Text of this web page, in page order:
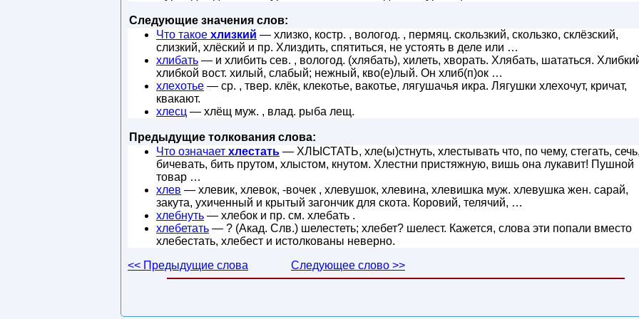
Следующие значения слов:
Что такое хлизкий — хлизко, костр. , вологод. , пермяц. скользкий, скользко, склёзский,
слизкий, хлёский и пр. Хлиздить, спятиться, не устоять в деле или …
хлибать — и хлибить сев. , вологод. (хлябать), хилеть, хворать. Хлябать, шататься.
хлибкой вост. хилый, слабый; нежный, кво(е)лый. Он хлиб(п)ок …
хлехотье — ср. , твер. клёк, клекотье, вакотье, лягушачья икра. Лягушки хлехочут, кричат,
квакают.
хлесц — хлёщ муж. , влад. рыба лещ.
Предыдущие толкования слова:
Что означает хлестать — ХЛЫСТАТЬ, хле(ы)стнуть, хлестывать что, по чему, стегать, сечь,
бичевать, бить прутом, хлыстом, кнутом. Хлестни пристяжную, вишь она лукавит! Пушной
товар …
хлев — хлевик, хлевок, -вочек , хлевушок, хлевина, хлевишка муж. хлевушка жен. сарай,
закута, ухиченный и крытый загончик для скота. Коровий, телячий, …
хлебнуть — хлебок и пр. см. хлебать .
хлебетать — ? (Акад. Слв.) шелестеть; хлебет? шелест. Кажется, слова эти попали вместо
хлебестать, хлебест и истолкованы неверно.
<< Предыдущие слова
Следующее слово >>